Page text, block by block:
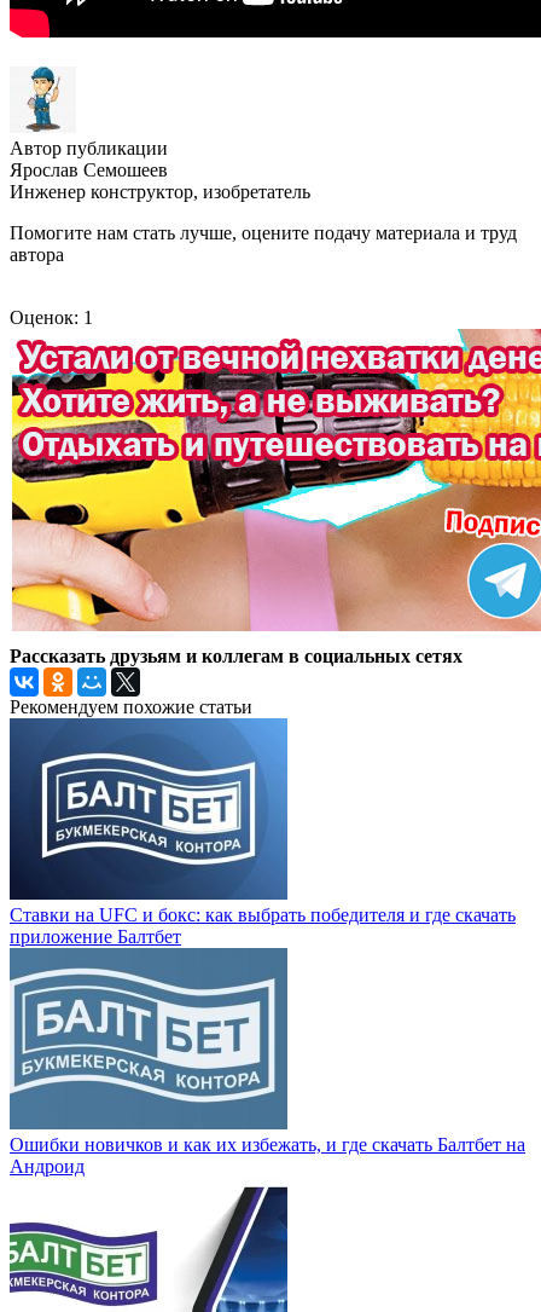
Автор публикации
Ярослав Семошеев
Инженер конструктор, изобретатель
Помогите нам стать лучше, оцените подачу материала и труд
автора
Оценок: 1
Рассказать друзьям и коллегам в социальных сетях
Рекомендуем похожие статьи
Ставки на UFC и бокс: как выбрать победителя и где скачать
приложение Балтбет
Ошибки новичков и как их избежать, и где скачать Балтбет на
Андроид